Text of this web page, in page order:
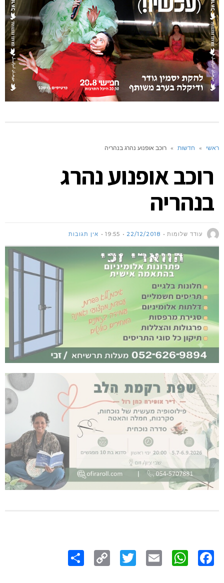
ראשי » חדשות » רוכב אופנוע נהרג בנהריה
רוכב אופנוע נהרג
בנהריה
עודד שלומות 22/12/2018
19:55 אין תגובות
Link